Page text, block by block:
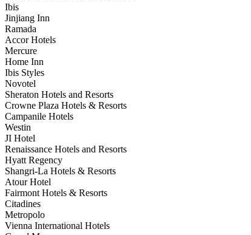
Ibis
Jinjiang Inn
Ramada
Accor Hotels
Mercure
Home Inn
Ibis Styles
Novotel
Sheraton Hotels and Resorts
Crowne Plaza Hotels & Resorts
Campanile Hotels
Westin
JI Hotel
Renaissance Hotels and Resorts
Hyatt Regency
Shangri-La Hotels & Resorts
Atour Hotel
Fairmont Hotels & Resorts
Citadines
Metropolo
Vienna International Hotels